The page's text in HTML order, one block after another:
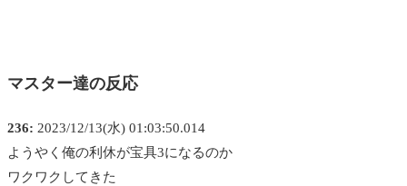
マスター達の反応
236: 2023/12/13(水) 01:03:50.014
ようやく俺の利休が宝具3になるのか
ワクワクしてきた